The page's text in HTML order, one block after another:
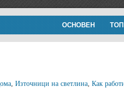
ОСНОВЕН
, Източници на светлина, Как